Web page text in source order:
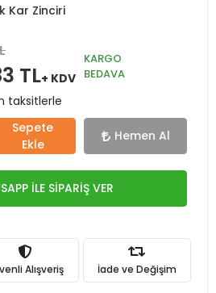
Kar Zinciri
TL+ KDV
KARGO
BEDAVA
taksitlerle
Sepete
Ekle
Hemen Al
İLE SİPARİŞ VER
Alışveriş İade ve Değişim